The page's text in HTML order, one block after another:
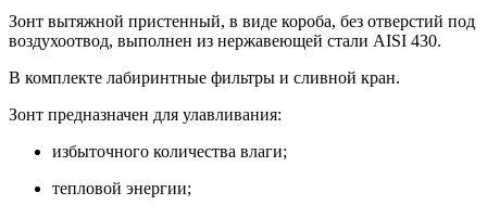
Зонт вытяжной пристенный, в виде короба, без отверстий под
воздухоотвод, выполнен из нержавеющей стали AISI 430.
В комплекте лабиринтные фильтры и сливной кран.
Зонт предназначен для улавливания:
избыточного количества влаги;
тепловой энергии;